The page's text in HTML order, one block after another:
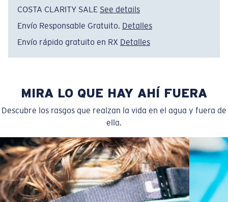
Ajuste Regular
Un frontal de lente amplio diseñado para ajustarse a
rostros de tamaño regular.
Regular
COSTA CLARITY SALE See details
Envío Responsable Gratuito. Detalles
Envío rápido gratuito en RX Detalles
MIRA LO QUE HAY AHÍ FUERA
Descubre los rasgos que realzan la vida en el agua y fuera de
ella.